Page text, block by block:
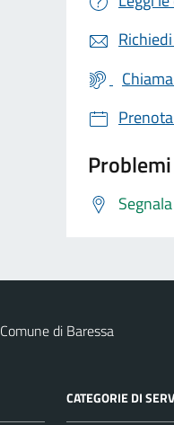
Comune di Baressa
CATEGORIE DI